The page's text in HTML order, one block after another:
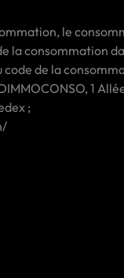
le
la consommation
code de la
1
;